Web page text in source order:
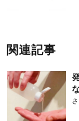
関連記事